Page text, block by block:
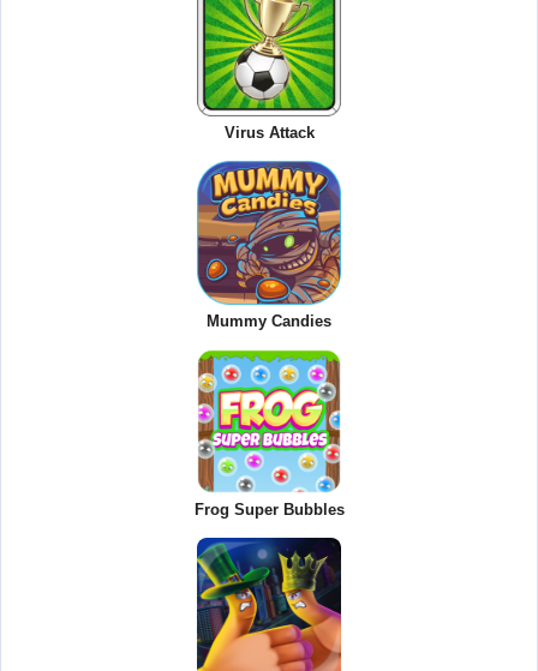
Virus Attack
Mummy Candies
Frog Super Bubbles